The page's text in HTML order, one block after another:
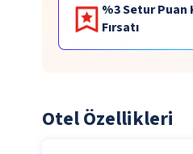
%3 Setur Puan
Fırsatı
Otel Özellikleri